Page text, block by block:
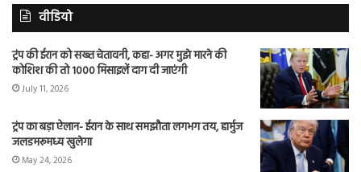
वीडियो
ट्रंप की ईरान को सख्त चेतावनी, कहा- अगर मुझे मारने की
कोशिश की तो 1000 मिसाइलें दाग दी जाएंगी
July 11, 2026
ट्रंप का बड़ा ऐलान- ईरान के साथ समझौता लगभग तय, हार्मुज
जलडमरूमध्य खुलेगा
May 24, 2026